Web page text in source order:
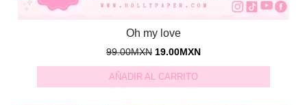
Oh my love
99.00MXN 19.00MXN
AÑADIR AL CARRITO